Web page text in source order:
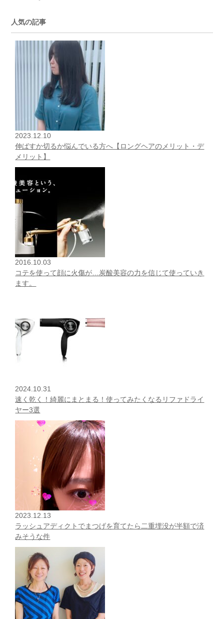
人気の記事
2023.12.10
伸ばすか切るか悩んでいる方へ【ロングヘアのメリット・デ
メリット】
2016.10.03
コテを使って顔に火傷が…炭酸美容の力を信じて使っていき
ます。
2024.10.31
速く乾く！綺麗にまとまる！使ってみたくなるリファドライ
ヤー3選
2023.12.13
ラッシュアディクトでまつげを育てたら二重埋没が半額で済
みそうな件